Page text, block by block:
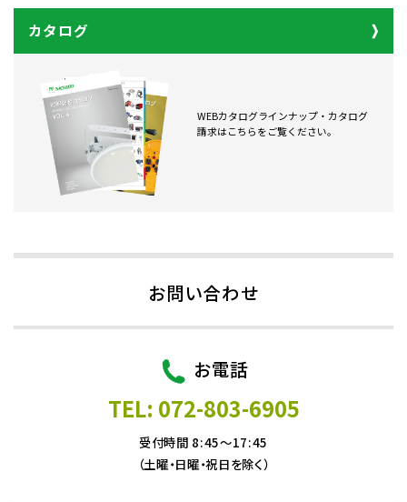
カタログ
WEBカタログラインナップ・カタログ
請求はこちらをご覧ください。
お問い合わせ
お電話
TEL: 072-803-6905
受付時間 8:45～17:45
（土曜・日曜・祝日を除く）